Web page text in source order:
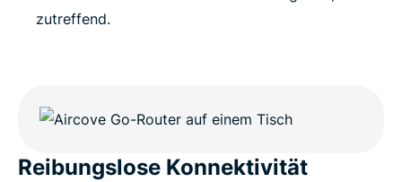
zutreffend.
Reibungslose Konnektivität